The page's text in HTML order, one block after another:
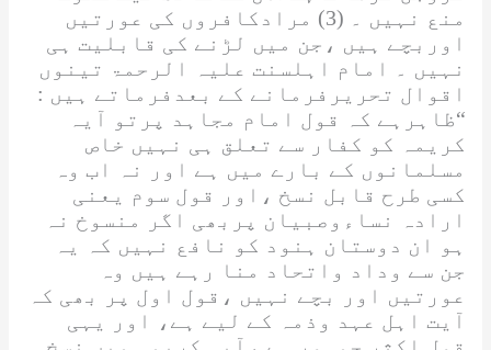
منع نہیں ۔ (3) مرادکافروں کی عورتیں
اوربچے ہیں ،جن میں لڑنے کی قابلیت ہی
نہیں ۔ امام اہلسنت علیہ الرحمۃ تینوں
اقوال تحریرفرمانے کے بعدفرماتے ہیں :
“ظاہرہے کہ قول امام مجاہد پرتو آیہ
کریمہ کو کفار سے تعلق ہی نہیں خاص
مسلمانوں کے بارے میں ہے اور نہ اب وہ
کسی طرح قابل نسخ ،اور قول سوم یعنی
ارادہ نساءوصبیان پربھی اگر منسوخ نہ
ہو ان دوستان ہنود کو نافع نہیں کہ یہ
جن سے وداد واتحاد منا رہے ہیں وہ
عورتیں اور بچے نہیں ،قول اول پر بھی کہ
آیت اہل عہد وذمہ کے لیے ہے، اور یہی